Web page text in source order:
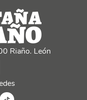
Riaño. León